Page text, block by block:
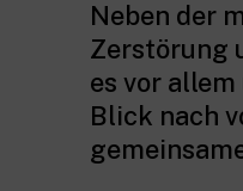
Neben der
Zerstörung
es vor allem
Blick nach